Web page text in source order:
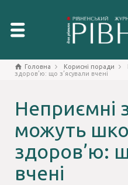
Головна Корисні поради
здоров’ю: що з’ясували вчені
Неприємні
можуть
здоров’ю:
вчені